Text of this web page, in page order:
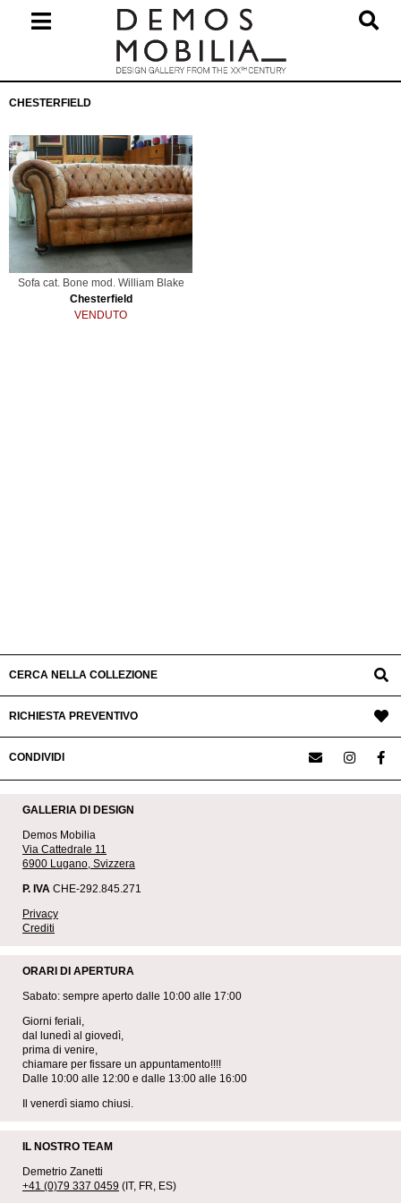
primario
navigzione
CHESTERFIELD
Sofa cat. Bone mod. William Blake
Chesterfield
VENDUTO
CERCA NELLA COLLEZIONE
RICHIESTA PREVENTIVO
CONDIVIDI
GALLERIA DI DESIGN
Demos Mobilia
Via Cattedrale 11
6900 Lugano, Svizzera
P. IVA CHE-292.845.271
Privacy
Crediti
ORARI DI APERTURA
Sabato: sempre aperto dalle 10:00 alle 17:00
Giorni feriali,
dal lunedì al giovedì,
prima di venire,
chiamare per fissare un appuntamento!!!!
Dalle 10:00 alle 12:00 e dalle 13:00 alle 16:00
Il venerdì siamo chiusi.
IL NOSTRO TEAM
Demetrio Zanetti
+41 (0)79 337 0459 (IT, FR, ES)